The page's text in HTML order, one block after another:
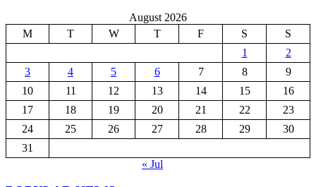
August 2026
M
T W T F S
S
1
2
3
4 5 6 7 8
9
10
11 12 13 14 15
16
17
18 19 20 21 22
23
24
25 26 27 28 29
30
31
« Jul